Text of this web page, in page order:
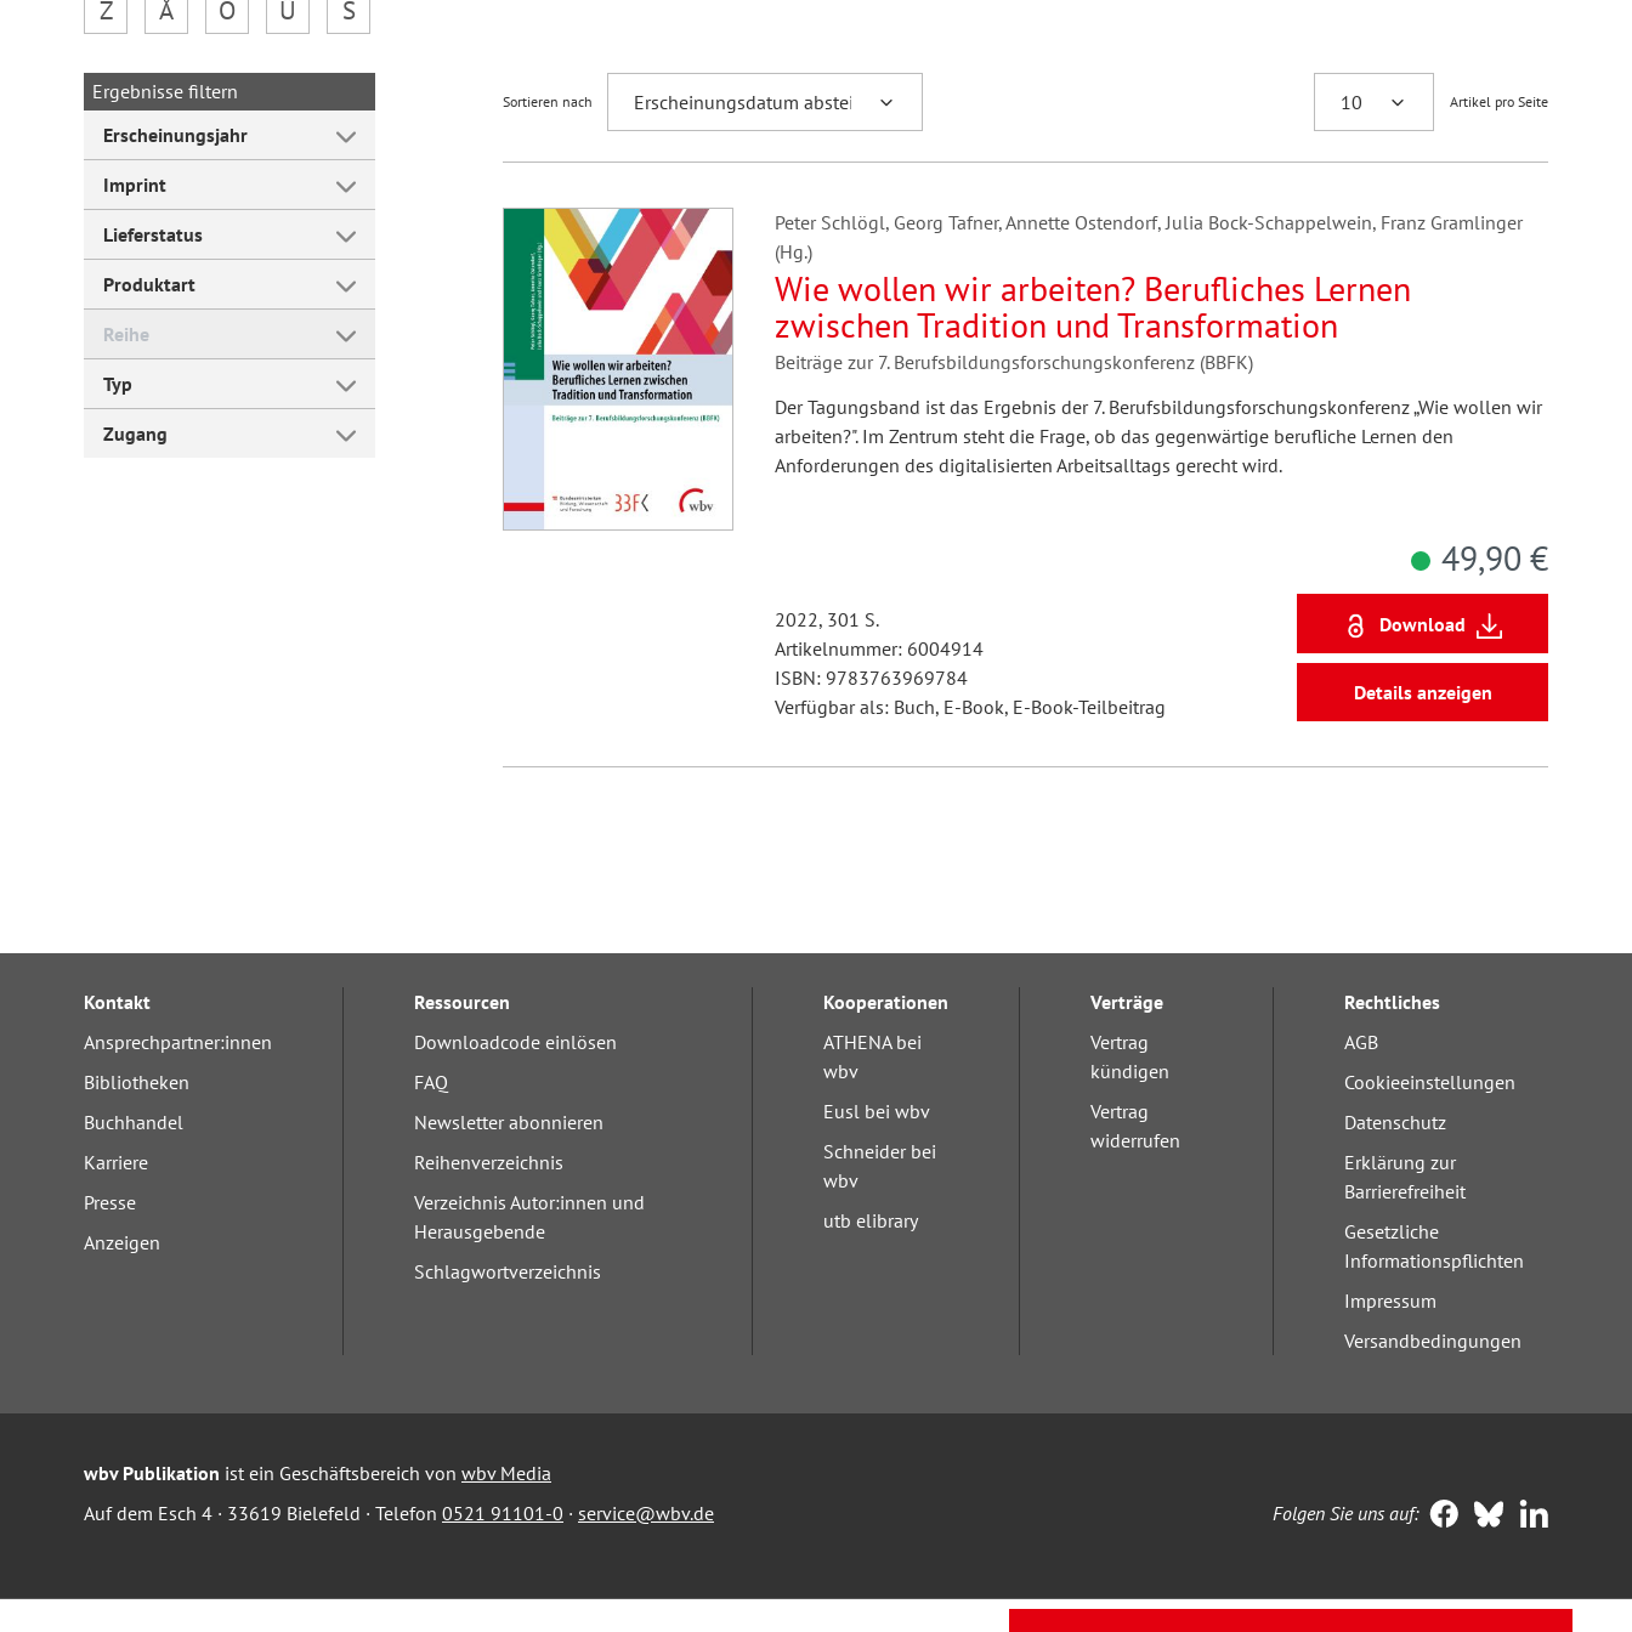
Forum Arbeitslehre
Z
Å Ö Ü Š
Ergebnisse filtern
Erscheinungsjahr
Imprint
Lieferstatus
Produktart
Reihe
Typ
Zugang
Sortieren nach Artikel pro Seite
Peter Schlögl, Georg Tafner, Annette Ostendorf, Julia Bock-Schappelwein, Franz Gramlinger
(Hg.)
Wie wollen wir arbeiten? Berufliches Lernen
zwischen Tradition und Transformation
Beiträge zur 7. Berufsbildungsforschungskonferenz (BBFK)
Der Tagungsband ist das Ergebnis der 7. Berufsbildungsforschungskonferenz „Wie wollen wir
arbeiten?". Im Zentrum steht die Frage, ob das gegenwärtige berufliche Lernen den
Anforderungen des digitalisierten Arbeitsalltags gerecht wird.
2022, 301 S.
Artikelnummer: 6004914
ISBN: 9783763969784
Verfügbar als: Buch, E-Book, E-Book-Teilbeitrag
49,90 €
Download
Details anzeigen
Kontakt
Ansprechpartner:innen
Bibliotheken
Buchhandel
Karriere
Presse
Anzeigen
Ressourcen
Downloadcode einlösen
FAQ
Newsletter abonnieren
Reihenverzeichnis
Verzeichnis Autor:innen und
Herausgebende
Schlagwortverzeichnis
Kooperationen
ATHENA bei
wbv
Eusl bei wbv
Schneider bei
wbv
utb elibrary
Verträge
Vertrag
kündigen
Vertrag
widerrufen
Rechtliches
AGB
Cookieeinstellungen
Datenschutz
Erklärung zur
Barrierefreiheit
Gesetzliche
Informationspflichten
Impressum
Versandbedingungen
wbv Publikation ist ein Geschäftsbereich von wbv Media
Auf dem Esch 4 · 33619 Bielefeld · Telefon 0521 91101-0 · service@wbv.de Folgen Sie uns auf: